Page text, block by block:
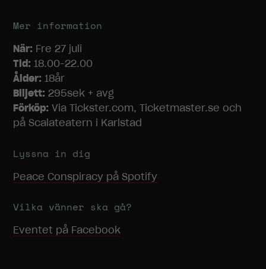
Mer information
När: Fre 27 juli
Tid: 18.00-22.00
Ålder: 18år
Biljett: 295sek + avg
Förköp: Via Tickster.com, Ticketmaster.se och
på Scalateatern i Karlstad
Lyssna in dig
Peace Conspiracy på Spotify
Vilka vänner ska gå?
Eventet på Facebook